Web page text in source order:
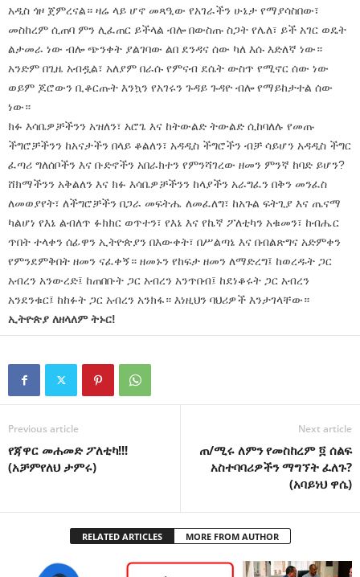
አዲስ ጎዞ ጀምረናል። ዛሬ ላይ ሆኖ መጻዒው የአገራችን ሁኔታ የማያሳስበው፣
መስከረም ሲጠባ ምን ሊፈጠር ይችላል ብሎ በውስጡ ስጋት የሌለ፣ ይች አገር ወዴት
ልታመራ ነው ብሎ ጭንቀት ያልገባው ልበ ደንዳና ሰው ካለ እሱ እድለኛ ነው።
አንድም በጊዜ አብዷል፣ አለያም በራሱ የምናብ ደሴት ውስጥ የሚኖር ሰው ነው
ወይም ጆሮውን ቢቆርጡት እንኳን የአገሩን ጉዳይ ጉዳዮ ብሎ የማይከታተል ሰው
ነው።
ክፉ እሳቤዎቻችንን አዝለን፣ አሮጌ እና ከትውልድ ትውልድ ሲከባለሉ የመጡ
ችግሮቻችንን ከአናታችን በላይ ቆልለን፣ አዳዲስ ችግሮችን ብቻ ሳይሆን አዳዲስ ችግር
ፈጣሪ ግለሰቦችን እና ቡድኖችን አበራክተን የምንሻገረው ዘመን ምንኛ ከባድ ይሆን?
ሸክማችንን አቅልለን እና ክፉ እሳቤዎቻችንን ከላያችን አራግፈን በቅን መንፈስ
ለመወያየት፣ ለችግሮቻችን በጋራ መፍትሔ ለመፈለግ፣ ከአጉል ፍትጊያ እና ጤናማ
ካልሆነ የእኔ ልብለጥ ፉክክር ወጥተን፣ የእኔ እና የኬኛ ፖለቲካን አቁመን፣ ከብሔር
ጥበት ተላቀን ሰፊዋን ኢትዮጵያን በእውቀት፣ በሥልጣኔ እና በብልጽግና አድምቀን
የምንደምቅበት ዘመን ናፈቀኝ። ዘመኑን የከፍታ ዘመን ለማድረግ፤ ከወረዱት ጋር
አብረን አንውረድ፤ ከጠበቡት ጋር አብረን አንጥበብ፤ ከደነቆሩት ጋር አብረን
አንደንቁር፤ ከከፉት ጋር አብረን አንክፋ። እነዚህን ባህሪዎች እንታገላቸው።
ኢትዮጵያ ለዘላለም ትኑር!
Previous article
የጃዋር መሐመድ ፖለቲካ!!!
(አቻምየለህ ታምሩ)
Next article
ጠ/ሚሩ ለምን የመስከረም ፬ ሰልፍ
አስተባባሪዎችን ማግኘት ፈለጉ?
(አባይነህ ዋሴ)
RELATED ARTICLES MORE FROM AUTHOR